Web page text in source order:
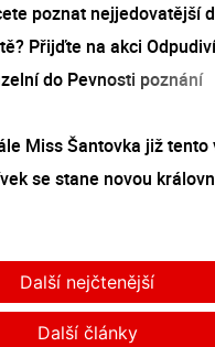
poznat nejjedovatější
Přijďte na akci
do Pevnosti poznání
Miss Šantovka již tento
se stane novou
Další nejčtenější
Další články